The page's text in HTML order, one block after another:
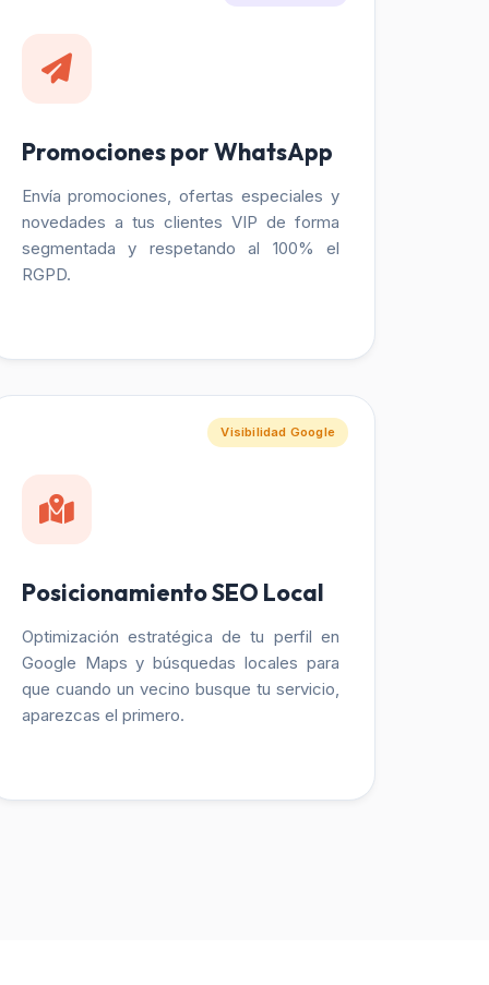
Promociones por WhatsApp
Envía promociones, ofertas especiales y
novedades a tus clientes VIP de forma
segmentada y respetando al 100% el
RGPD.
Visibilidad Google
Posicionamiento SEO Local
Optimización estratégica de tu perfil en
Google Maps y búsquedas locales para
que cuando un vecino busque tu servicio,
aparezcas el primero.